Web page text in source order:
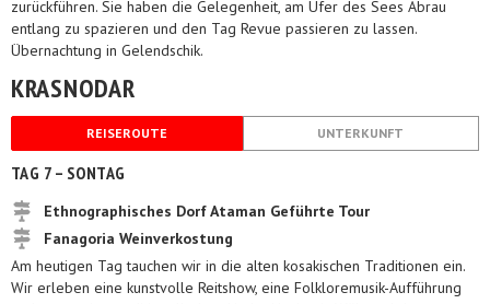
zurückführen. Sie haben die Gelegenheit, am Ufer des Sees Abrau
entlang zu spazieren und den Tag Revue passieren zu lassen.
Übernachtung in Gelendschik.
KRASNODAR
REISEROUTE UNTERKUNFT
TAG 7 – SONTAG
Ethnographisches Dorf Ataman Geführte Tour
Fanagoria Weinverkostung
Am heutigen Tag tauchen wir in die alten kosakischen Traditionen ein.
Wir erleben eine kunstvolle Reitshow, eine Folkloremusik-Aufführung